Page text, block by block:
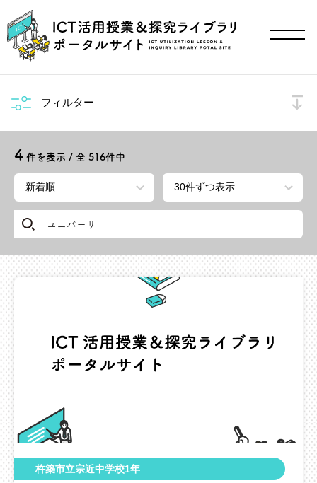
フィルター
4 件を表示 / 全 516件中
杵築市立宗近中学校1年